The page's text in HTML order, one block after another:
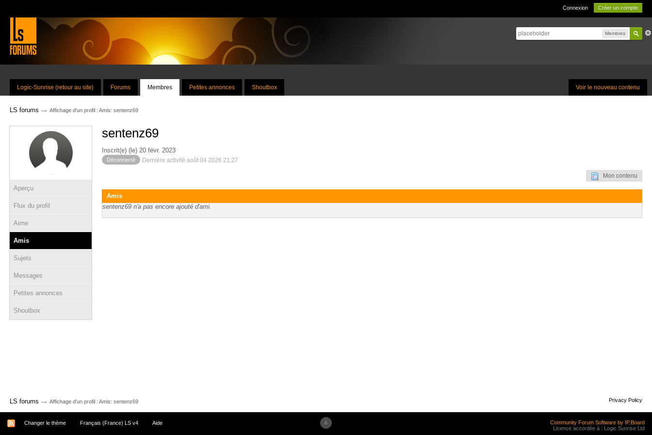
Connexion Créer un compte
Membres
Voir le nouveau contenu
Logic-Sunrise (retour au site) Forums Membres Petites annonces Shoutbox
LS forums → Affichage d'un profil : Amis: sentenz69
Aperçu
Flux du profil
Aime
Amis
Sujets
Messages
Petites annonces
Shoutbox
sentenz69
Inscrit(e) (le) 20 févr. 2023
Déconnecté Dernière activité août 04 2026 21:27
Mon contenu
Amis
sentenz69 n'a pas encore ajouté d'ami.
LS forums → Affichage d'un profil : Amis: sentenz69 Privacy Policy
Changer le thème Français (France) LS v4 Aide
Community Forum Software by IP.Board
Licence accordée à : Logic Sunrise Ltd